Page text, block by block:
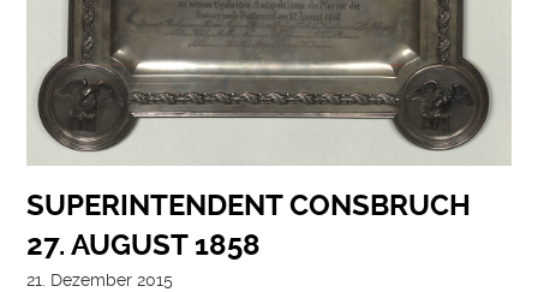
SUPERINTENDENT CONSBRUCH
27. AUGUST 1858
21. Dezember 2015